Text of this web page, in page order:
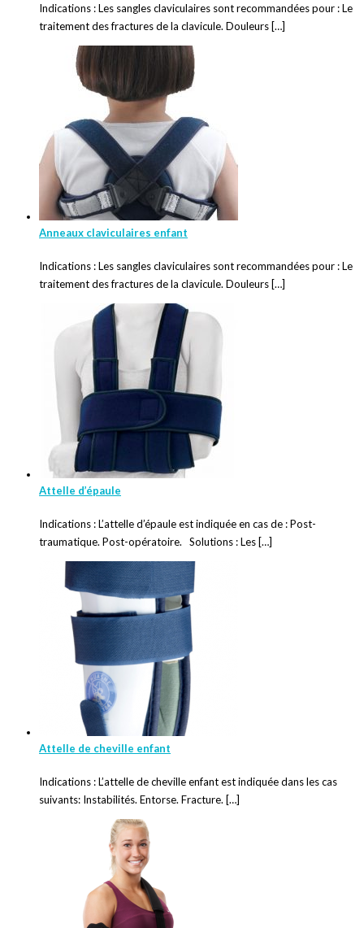
Indications : Les sangles claviculaires sont recommandées pour : Le
traitement des fractures de la clavicule. Douleurs […]
Anneaux claviculaires enfant
Indications : Les sangles claviculaires sont recommandées pour : Le
traitement des fractures de la clavicule. Douleurs […]
Attelle d’épaule
Indications : L’attelle d’épaule est indiquée en cas de : Post-
traumatique. Post-opératoire. Solutions : Les […]
Attelle de cheville enfant
Indications : L’attelle de cheville enfant est indiquée dans les cas
suivants: Instabilités. Entorse. Fracture. […]